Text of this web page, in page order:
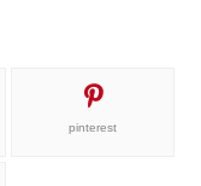
pinterest